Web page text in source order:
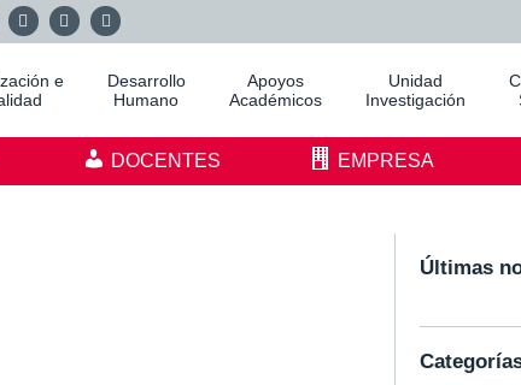
e
Desarrollo
Humano
Apoyos
Académicos
Unidad
Investigación
DOCENTES EMPRESA
Últimas